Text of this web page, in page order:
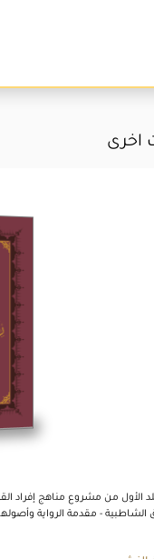
اخرى
الأول من مشروع مناهج إفراد
الشاطبية - مقدمة الرواية